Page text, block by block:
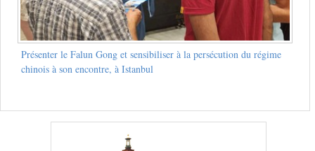
Présenter le Falun Gong et sensibiliser à la persécution du régime
chinois à son encontre, à Istanbul